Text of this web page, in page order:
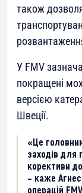
також
У FMV
покращені
версією
Швеції.
«Це
заходів для
корективи
– каже
операцій